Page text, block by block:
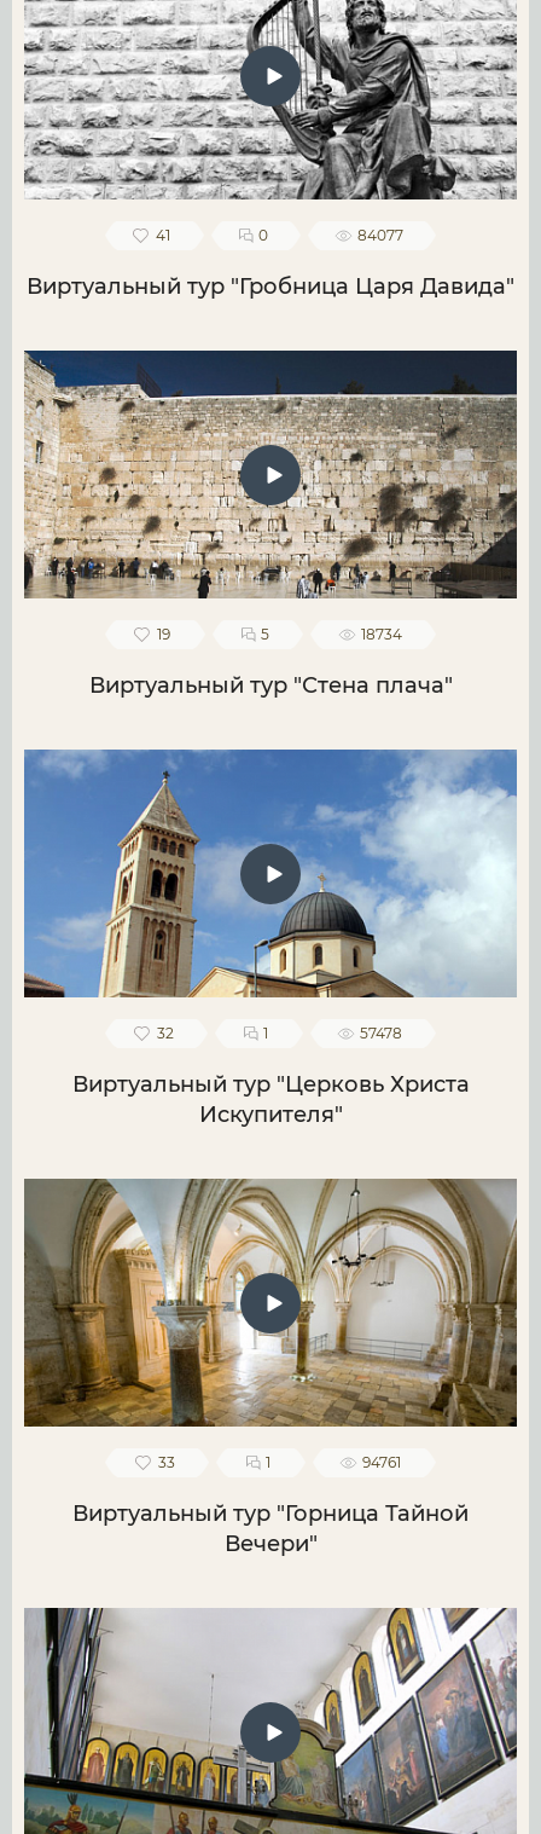
41 0 84077
Виртуальный тур "Гробница Царя Давида"
19 5 18734
Виртуальный тур "Стена плача"
32 1 57478
Виртуальный тур "Церковь Христа
Искупителя"
33 1 94761
Виртуальный тур "Горница Тайной
Вечери"